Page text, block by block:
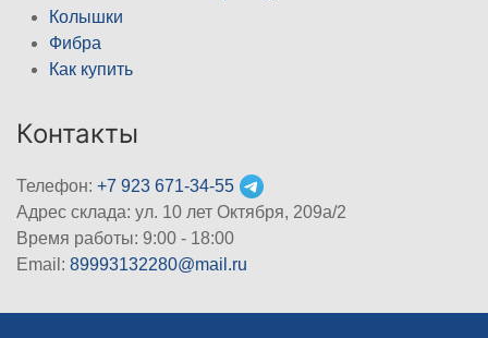
Колышки
Фибра
Как купить
Контакты
Телефон: +7 923 671-34-55
Адрес склада: ул. 10 лет Октября, 209а/2
Время работы: 9:00 - 18:00
Email: 89993132280@mail.ru